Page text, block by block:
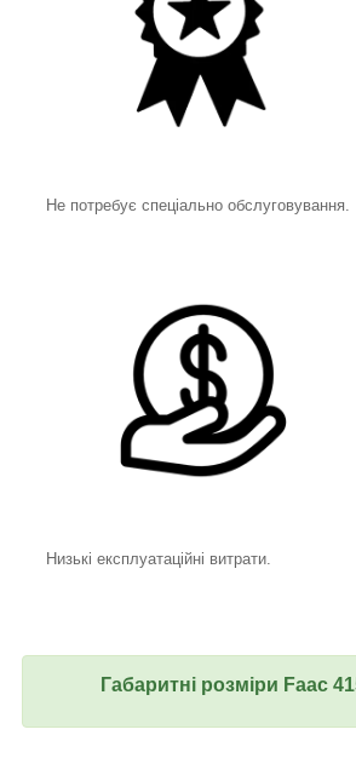
Не потребує спеціально обслуговування.
Низькі експлуатаційні витрати.
Габаритні розміри Faac